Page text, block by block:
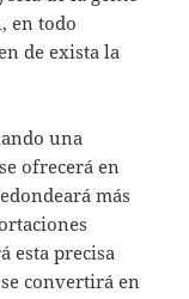
en todo
de exista la
una
ofrecerá en
más
esta precisa
convertirá en